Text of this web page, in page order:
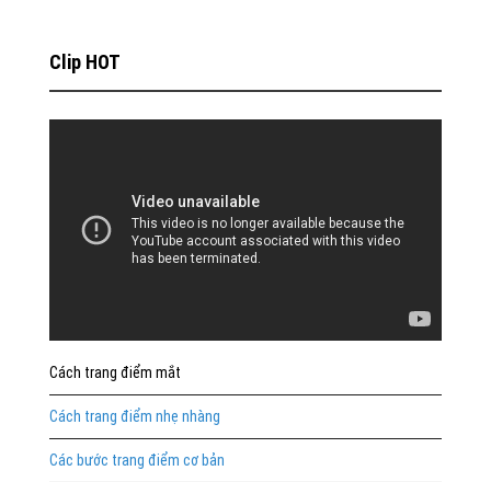
Clip HOT
Cách trang điểm mắt
Cách trang điểm nhẹ nhàng
Các bước trang điểm cơ bản